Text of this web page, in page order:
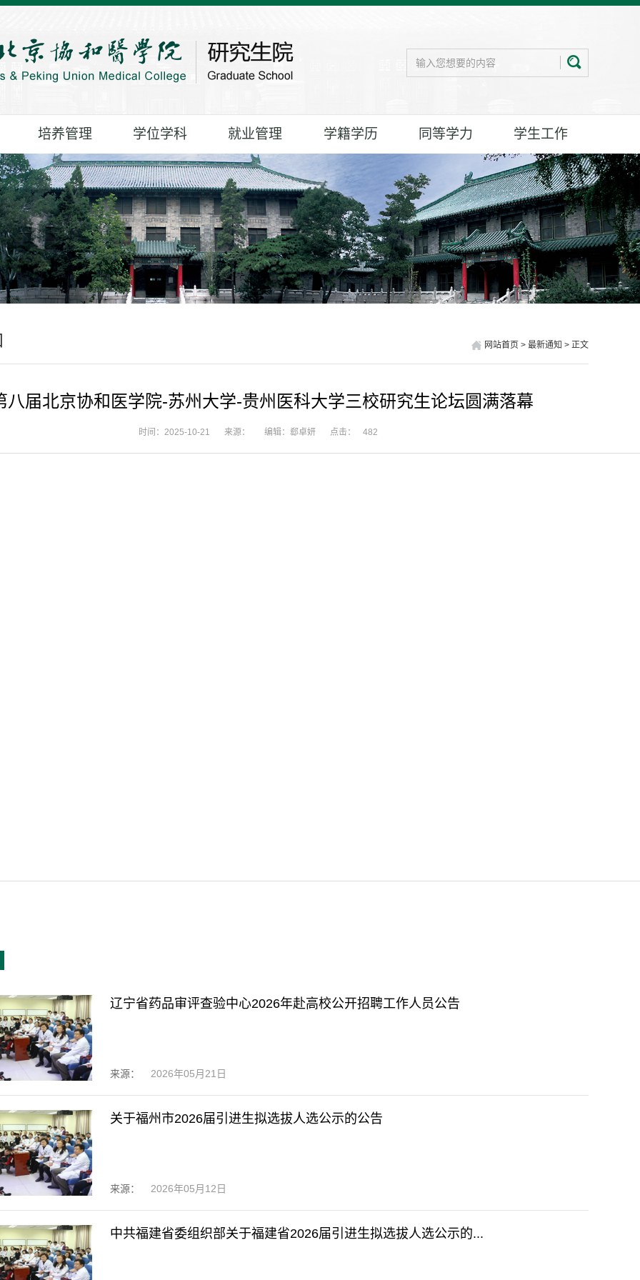
培养管理 学位学科 就业管理 学籍学历 同等学力 学生工作
网站首页 > 最新通知 > 正文
八届北京协和医学院-苏州大学-贵州医科大学三校研究生论坛圆满落幕
时间：2025-10-21 来源： 编辑：郄卓妍 点击： 482
辽宁省药品审评查验中心2026年赴高校公开招聘工作人员公告
来源： 2026年05月21日
关于福州市2026届引进生拟选拔人选公示的公告
来源： 2026年05月12日
中共福建省委组织部关于福建省2026届引进生拟选拔人选公示的...